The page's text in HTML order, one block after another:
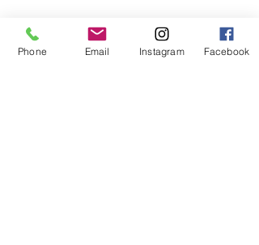
受験科Phone Email Instagram Facebook